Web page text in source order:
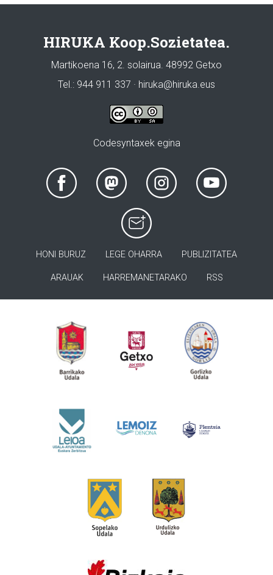
HIRUKA Koop.Sozietatea.
Martikoena 16, 2. solairua. 48992 Getxo
Tel.: 944 911 337 · hiruka@hiruka.eus
Codesyntaxek egina
HONI BURUZ LEGE OHARRA PUBLIZITATEA
ARAUAK HARREMANETARAKO RSS